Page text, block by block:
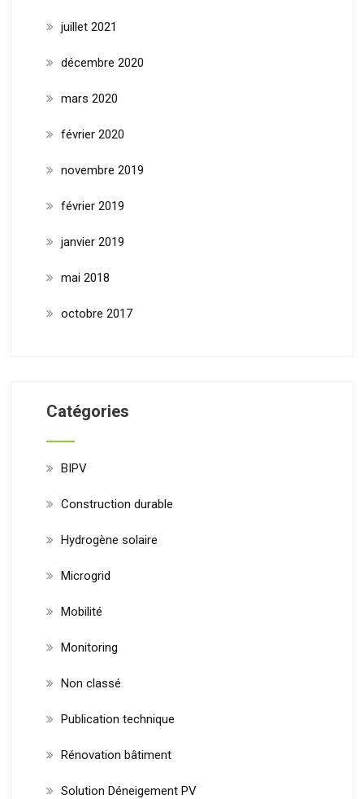
juillet 2021
décembre 2020
mars 2020
février 2020
novembre 2019
février 2019
janvier 2019
mai 2018
octobre 2017
Catégories
BIPV
Construction durable
Hydrogène solaire
Microgrid
Mobilité
Monitoring
Non classé
Publication technique
Rénovation bâtiment
Solution Déneigement PV